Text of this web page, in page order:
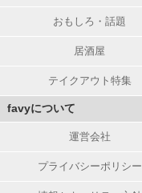
おもしろ・話題
居酒屋
テイクアウト特集
favyについて
運営会社
プライバシーポリシー